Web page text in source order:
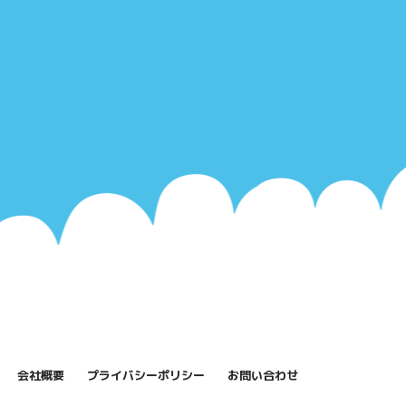
会社概要 プライバシーポリシー お問い合わせ